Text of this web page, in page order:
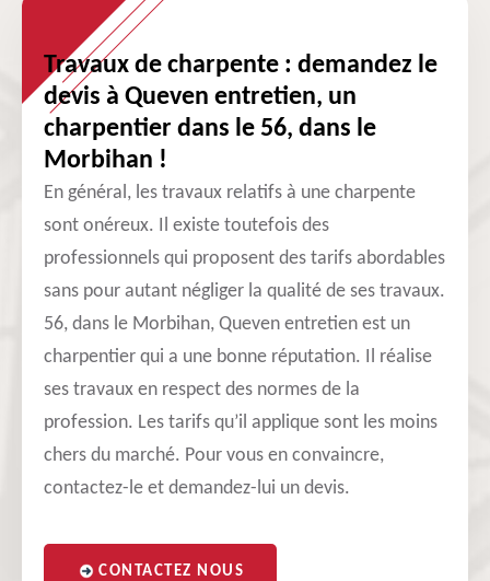
Travaux de charpente : demandez le
devis à Queven entretien, un
charpentier dans le 56, dans le
Morbihan !
En général, les travaux relatifs à une charpente
sont onéreux. Il existe toutefois des
professionnels qui proposent des tarifs abordables
sans pour autant négliger la qualité de ses travaux.
56, dans le Morbihan, Queven entretien est un
charpentier qui a une bonne réputation. Il réalise
ses travaux en respect des normes de la
profession. Les tarifs qu’il applique sont les moins
chers du marché. Pour vous en convaincre,
contactez-le et demandez-lui un devis.
CONTACTEZ NOUS